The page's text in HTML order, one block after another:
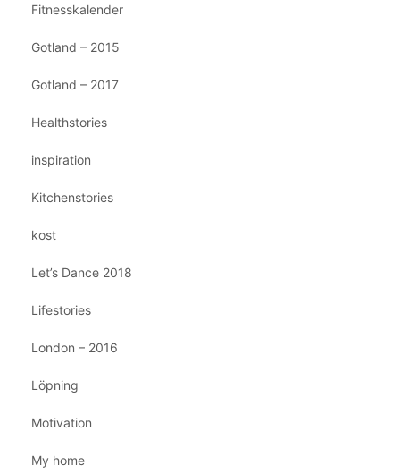
Fitnesskalender
Gotland – 2015
Gotland – 2017
Healthstories
inspiration
Kitchenstories
kost
Let’s Dance 2018
Lifestories
London – 2016
Löpning
Motivation
My home